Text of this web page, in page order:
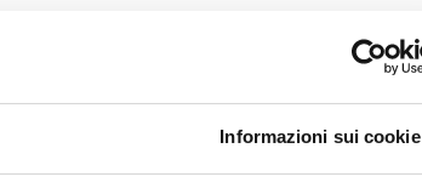
Informazioni sui cookie